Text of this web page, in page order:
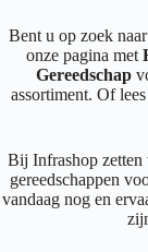
Bent u op zoek
onze pagina met
Gereedschap
assortiment. Of
Bij Infrashop zetten
gereedschappen
vandaag nog en